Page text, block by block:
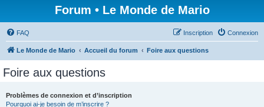
Forum • Le Monde de Mario
FAQ Connexion
Inscription
Le Monde de Mario Accueil du forum Foire aux questions
Foire aux questions
Problèmes de connexion et d’inscription
Pourquoi ai-je besoin de m’inscrire ?